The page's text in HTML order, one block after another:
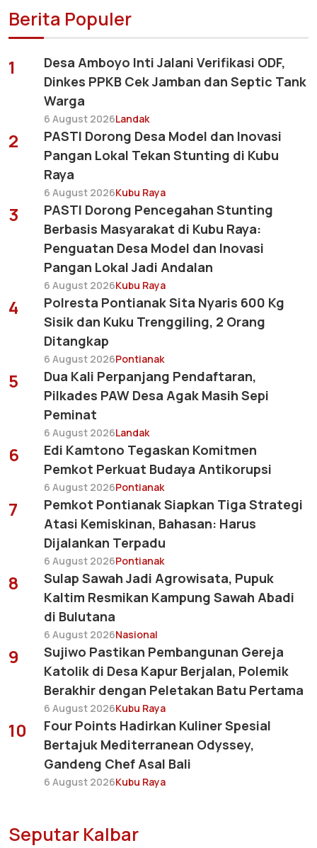
Berita Populer
1
Desa Amboyo Inti Jalani Verifikasi ODF,
Dinkes PPKB Cek Jamban dan Septic Tank
Warga
6 August 2026Landak
2
PASTI Dorong Desa Model dan Inovasi
Pangan Lokal Tekan Stunting di Kubu
Raya
6 August 2026Kubu Raya
3
PASTI Dorong Pencegahan Stunting
Berbasis Masyarakat di Kubu Raya:
Penguatan Desa Model dan Inovasi
Pangan Lokal Jadi Andalan
6 August 2026Kubu Raya
4
Polresta Pontianak Sita Nyaris 600 Kg
Sisik dan Kuku Trenggiling, 2 Orang
Ditangkap
6 August 2026Pontianak
5
Dua Kali Perpanjang Pendaftaran,
Pilkades PAW Desa Agak Masih Sepi
Peminat
6 August 2026Landak
6
Edi Kamtono Tegaskan Komitmen
Pemkot Perkuat Budaya Antikorupsi
6 August 2026Pontianak
7
Pemkot Pontianak Siapkan Tiga Strategi
Atasi Kemiskinan, Bahasan: Harus
Dijalankan Terpadu
6 August 2026Pontianak
8
Sulap Sawah Jadi Agrowisata, Pupuk
Kaltim Resmikan Kampung Sawah Abadi
di Bulutana
6 August 2026Nasional
9
Sujiwo Pastikan Pembangunan Gereja
Katolik di Desa Kapur Berjalan, Polemik
Berakhir dengan Peletakan Batu Pertama
6 August 2026Kubu Raya
10
Four Points Hadirkan Kuliner Spesial
Bertajuk Mediterranean Odyssey,
Gandeng Chef Asal Bali
6 August 2026Kubu Raya
Seputar Kalbar